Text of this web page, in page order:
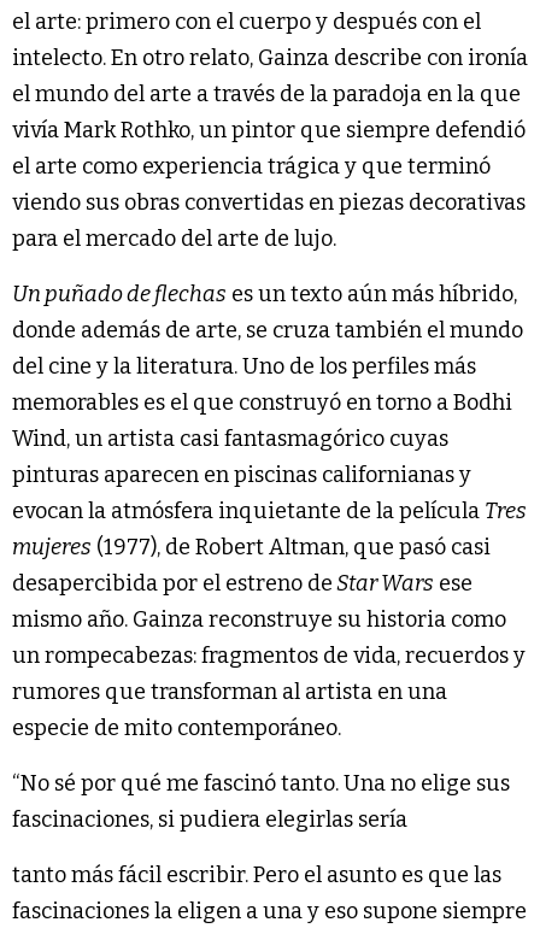
el arte: primero con el cuerpo y después con el
intelecto. En otro relato, Gainza describe con ironía
el mundo del arte a través de la paradoja en la que
vivía Mark Rothko, un pintor que siempre defendió
el arte como experiencia trágica y que terminó
viendo sus obras convertidas en piezas decorativas
para el mercado del arte de lujo.
Un puñado de flechas es un texto aún más híbrido,
donde además de arte, se cruza también el mundo
del cine y la literatura. Uno de los perfiles más
memorables es el que construyó en torno a Bodhi
Wind, un artista casi fantasmagórico cuyas
pinturas aparecen en piscinas californianas y
evocan la atmósfera inquietante de la película Tres
mujeres (1977), de Robert Altman, que pasó casi
desapercibida por el estreno deStar Wars ese
mismo año. Gainza reconstruye su historia como
un rompecabezas: fragmentos de vida, recuerdos y
rumores que transforman al artista en una
especie de mito contemporáneo.
“No sé por qué me fascinó tanto. Una no elige sus
fascinaciones, si pudiera elegirlas sería
tanto más fácil escribir. Pero el asunto es que las
fascinaciones la eligen a una y eso supone siempre